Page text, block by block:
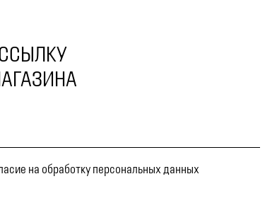
на обработку персональных данных